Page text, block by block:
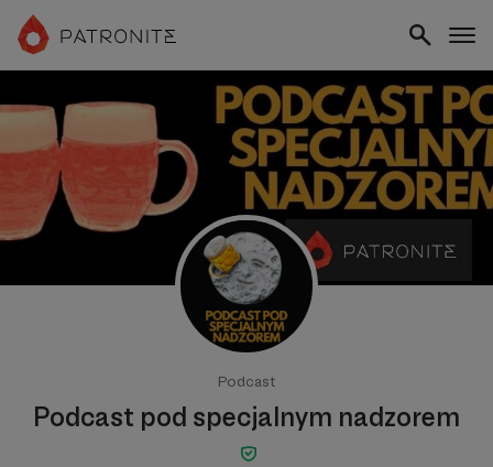
Podcast
Podcast pod specjalnym nadzorem